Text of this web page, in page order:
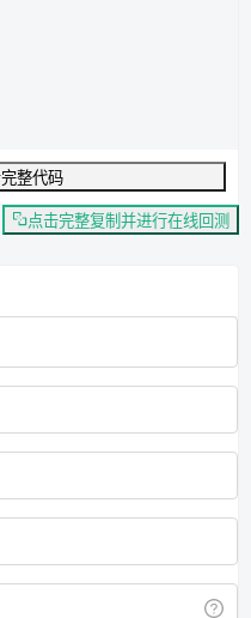
整代码
点击完整复制并进行在线回测